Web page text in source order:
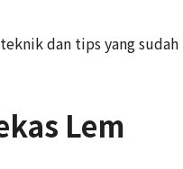
dan tips yang sudah
Lem